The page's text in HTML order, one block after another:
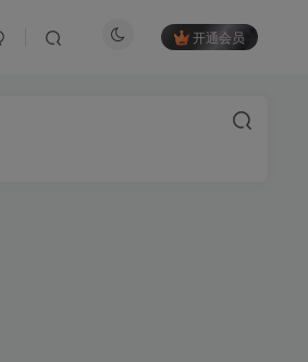
开通会员